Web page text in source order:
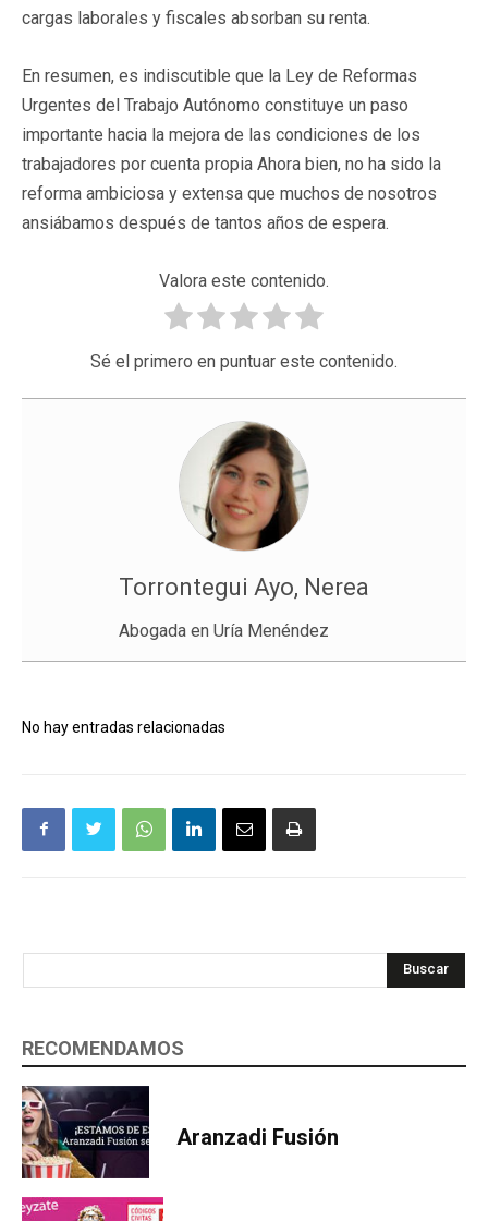
cargas laborales y fiscales absorban su renta.
En resumen, es indiscutible que la Ley de Reformas
Urgentes del Trabajo Autónomo constituye un paso
importante hacia la mejora de las condiciones de los
trabajadores por cuenta propia Ahora bien, no ha sido la
reforma ambiciosa y extensa que muchos de nosotros
ansiábamos después de tantos años de espera.
Valora este contenido.
Sé el primero en puntuar este contenido.
Torrontegui Ayo, Nerea
Abogada en Uría Menéndez
No hay entradas relacionadas
Buscar
RECOMENDAMOS
Aranzadi Fusión